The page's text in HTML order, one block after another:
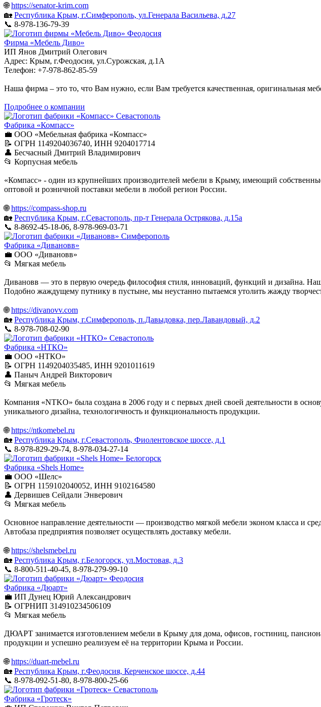
🌐https://senator-krim.com
🏡 Республика Крым, г.Симферополь, ул.Генерала Васильева, д.27
📞 8-978-136-79-39
Феодосия
Фирма «Мебель Диво»
ИП Янов Дмитрий Олегович
Адрес: Крым, г.Феодосия, ул.Сурожская, д.1А
Телефон: +7-978-862-85-59
Наша фирма – это то, что Вам нужно, если Вам требуется качественная, оригинальная
Подробнее о компании
Севастополь
Фабрика «Компасс»
💼 ООО «Мебельная фабрика «Компасс»
📝 ОГРН 1149204036740, ИНН 9204017714
👤 Бесчасный Дмитрий Владимирович
📂 Корпусная мебель
«Компасс» - один из крупнейших производителей мебели в Крыму, имеющий
оптовой и розничной поставки мебели в любой регион России.
🌐https://compass-shop.ru
🏡 Республика Крым, г.Севастополь, пр-т Генерала Острякова, д.15а
📞 8-8692-45‑18-06, 8-978-969-03-71
Симферополь
Фабрика «Дивановв»
💼 ООО «Дивановв»
📂 Мягкая мебель
Дивановв — это в первую очередь философия стиля, инноваций, функций и дизайна.
Подобно жаждущему путнику в пустыне, мы неустанно пытаемся утолить жажду
🌐https://divanovv.com
🏡 Республика Крым, г.Симферополь, п.Давыдовка, пер.Лавандовый, д.2
📞 8-978-708-02-90
Севастополь
Фабрика «НТКО»
💼 ООО «НТКО»
📝 ОГРН 1149204035485, ИНН 9201011619
👤 Паныч Андрей Викторович
📂 Мягкая мебель
Компания «NTKO» была создана в 2006 году и с первых дней своей деятельности в
уникального дизайна, технологичность и функциональность продукции.
🌐https://ntkomebel.ru
🏡 Республика Крым, г.Севастополь, Фиолентовское шоссе, д.1
📞 8-978-829-29-74, 8-978-034-27-14
Белогорск
Фабрика «Shels Home»
💼 ООО «Шелс»
📝 ОГРН 1159102040052, ИНН 9102164580
👤 Дервишев Сейдали Энверович
📂 Мягкая мебель
Основное направление деятельности — производство мягкой мебели эконом класса и
Автобаза предприятия позволяет осуществлять доставку мебели.
🌐https://shelsmebel.ru
🏡 Республика Крым, г.Белогорск, ул.Мостовая, д.3
📞 8-800-511-40-45, 8-978-279-99-10
Феодосия
Фабрика «Дюарт»
💼 ИП Дунец Юрий Александрович
📝 ОГРНИП 314910234506109
📂 Мягкая мебель
ДЮАРТ занимается изготовлением мебели в Крыму для дома, офисов, гостиниц,
продукции и успешно реализуем её на территории Крыма и России.
🌐https://duart-mebel.ru
🏡 Республика Крым, г.Феодосия, Керченское шоссе, д.44
📞 8-978-092-51-80, 8-978-800-25-66
Севастополь
Фабрика «Гротеск»